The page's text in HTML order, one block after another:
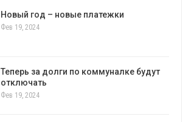
Новый год – новые платежки
Фев 19, 2024
Теперь за долги по коммуналке будут
отключать
Фев 19, 2024